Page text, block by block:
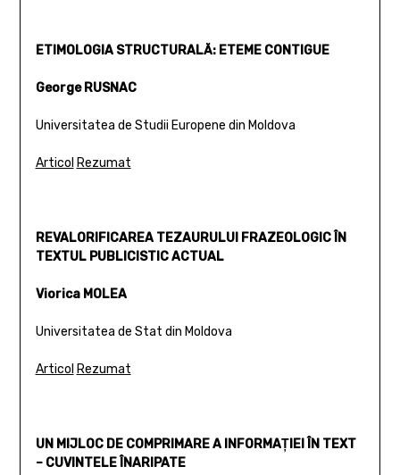
ETIMOLOGIA STRUCTURALĂ: ETEME CONTIGUE
George RUSNAC
Universitatea de Studii Europene din Moldova
Articol Rezumat
REVALORIFICAREA TEZAURULUI FRAZEOLOGIC ÎN
TEXTUL PUBLICISTIC ACTUAL
Viorica MOLEA
Universitatea de Stat din Moldova
Articol Rezumat
UN MIJLOC DE COMPRIMARE A INFORMAŢIEI ÎN TEXT
– CUVINTELE ÎNARIPATE